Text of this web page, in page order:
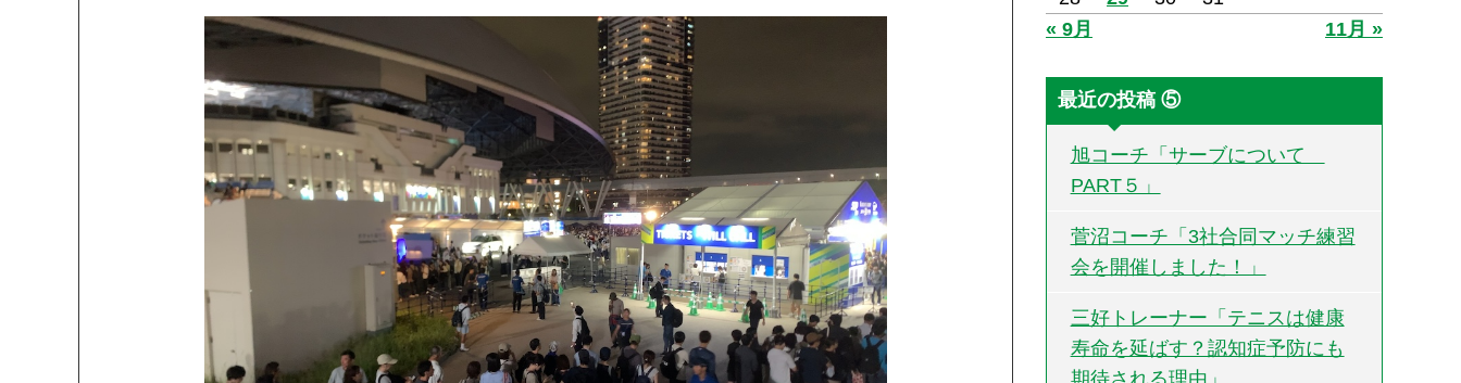
« 9月
11月 »
最近の投稿 ⑤
旭コーチ「サーブについて
PART５」
菅沼コーチ「3社合同マッチ練習
会を開催しました！」
三好トレーナー「テニスは健康
寿命を延ばす？認知症予防にも
期待される理由」